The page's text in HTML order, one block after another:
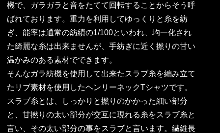
機で、ガラガラと音をたてて回転することからそう呼
ばれております。重力を利用してゆっくりと糸を紡
ぎ、能率は通常の紡績の1/100といわれ、均一化され
た綺麗な糸は出来ませんが、手紡ぎに近く撚りの甘い
温かみのある素材でできます。
そんなガラ紡機を使用して出来たスラブ糸を編み立て
たリブ素材を使用したヘンリーネックTシャツです。
スラブ糸とは、しっかりと撚りのかかった細い部分
と、甘撚りの太い部分が交互に現れる糸をスラブ糸と
言い、その太い部分の事をスラブと言います。繊維長